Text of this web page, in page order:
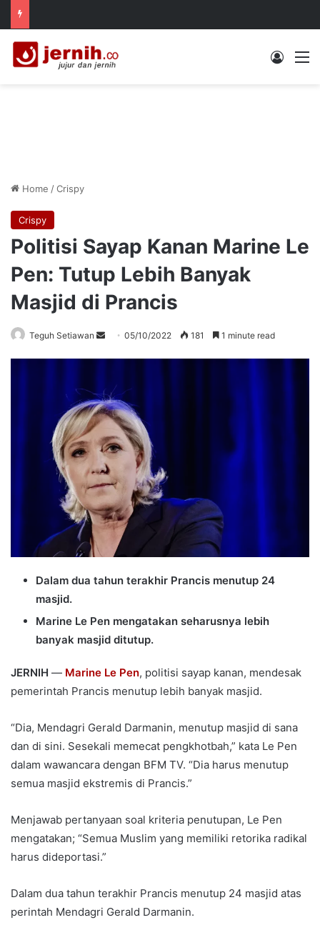
Log In
Home /Crispy
Crispy
Politisi Sayap Kanan Marine Le
Pen: Tutup Lebih Banyak
Masjid di Prancis
Teguh Setiawan
Send05/10/2022 181 1 minute read
Dalam dua tahun terakhir Prancis menutup 24
masjid.
Marine Le Pen mengatakan seharusnya lebih
banyak masjid ditutup.
JERNIH — Marine Le Pen, politisi sayap kanan, mendesak
pemerintah Prancis menutup lebih banyak masjid.
“Dia, Mendagri Gerald Darmanin, menutup masjid di sana
dan di sini. Sesekali memecat pengkhotbah,” kata Le Pen
dalam wawancara dengan BFM TV. “Dia harus menutup
semua masjid ekstremis di Prancis.”
Menjawab pertanyaan soal kriteria penutupan, Le Pen
mengatakan; “Semua Muslim yang memiliki retorika radikal
harus dideportasi.”
Dalam dua tahun terakhir Prancis menutup 24 masjid atas
perintah Mendagri Gerald Darmanin.